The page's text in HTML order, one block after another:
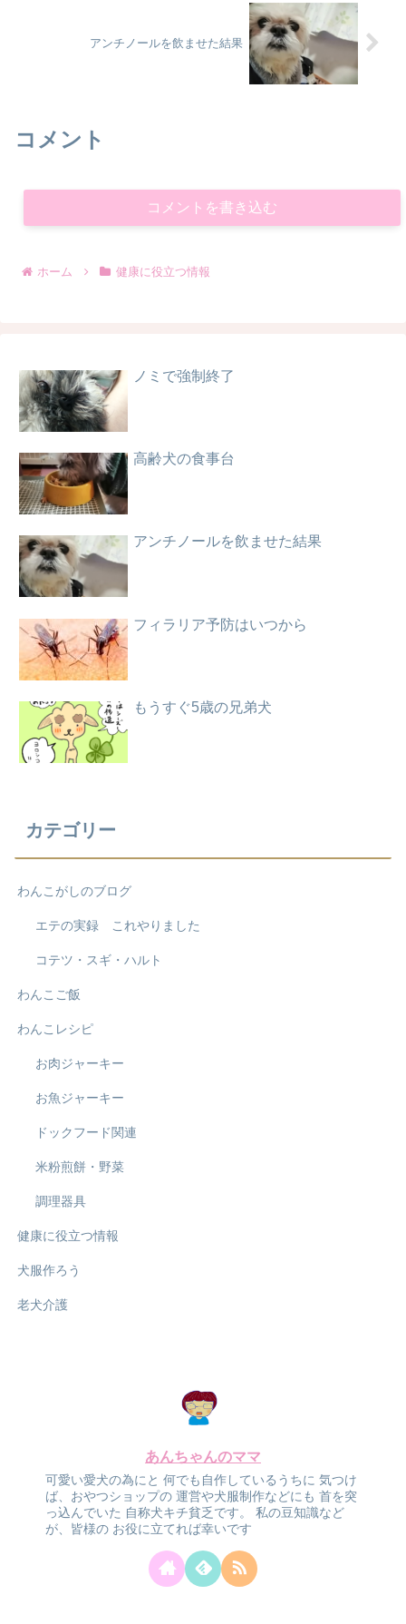
アンチノールを飲ませた結果
コメント
コメントを書き込む
ホーム 健康に役立つ情報
ノミで強制終了
高齢犬の食事台
アンチノールを飲ませた結果
フィラリア予防はいつから
もうすぐ5歳の兄弟犬
カテゴリー
わんこがしのブログ
エテの実録 これやりました
コテツ・スギ・ハルト
わんこご飯
わんこレシピ
お肉ジャーキー
お魚ジャーキー
ドックフード関連
米粉煎餅・野菜
調理器具
健康に役立つ情報
犬服作ろう
老犬介護
あんちゃんのママ
可愛い愛犬の為にと 何でも自作しているうちに 気つけ
ば、おやつショップの 運営や犬服制作などにも 首を突
っ込んでいた 自称犬キチ貧乏です。
私の豆知識など
が、皆様の お役に立てれば幸いです